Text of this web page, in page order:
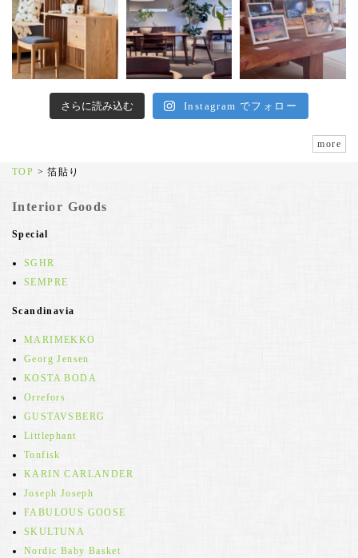
さらに読み込む Instagram でフォロー
more
TOP >箔貼り
Interior Goods
Special
SGHR
SEMPRE
Scandinavia
MARIMEKKO
Georg Jensen
KOSTA BODA
Orrefors
GUSTAVSBERG
Littlephant
Tonfisk
KARIN CARLANDER
Joseph Joseph
FABULOUS GOOSE
SKULTUNA
Nordic Baby Basket